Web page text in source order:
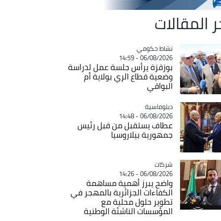
المقالات
Catégorie
نشاط حكومي
06/08/2026 - 14:59
بوزقزة يرأس جلسة عمل لدراسة
وضعية قطاع الري بولاية أم
البواقي
Catégorie
دبلوماسية
06/08/2026 - 14:48
عطاف يستقبل من قبل رئيس
جمهورية بيلاروسيا
Catégorie
شركات
06/08/2026 - 14:26
واضح يبرز أهمية مساهمة
الكفاءات الجزائرية بالمهجر في
تطوير حلول محلية مع
المؤسسات الناشئة الوطنية